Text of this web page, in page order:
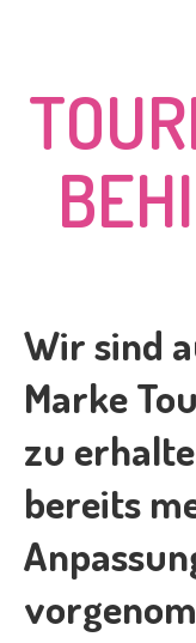
Wir sind
Marke
zu
bereits